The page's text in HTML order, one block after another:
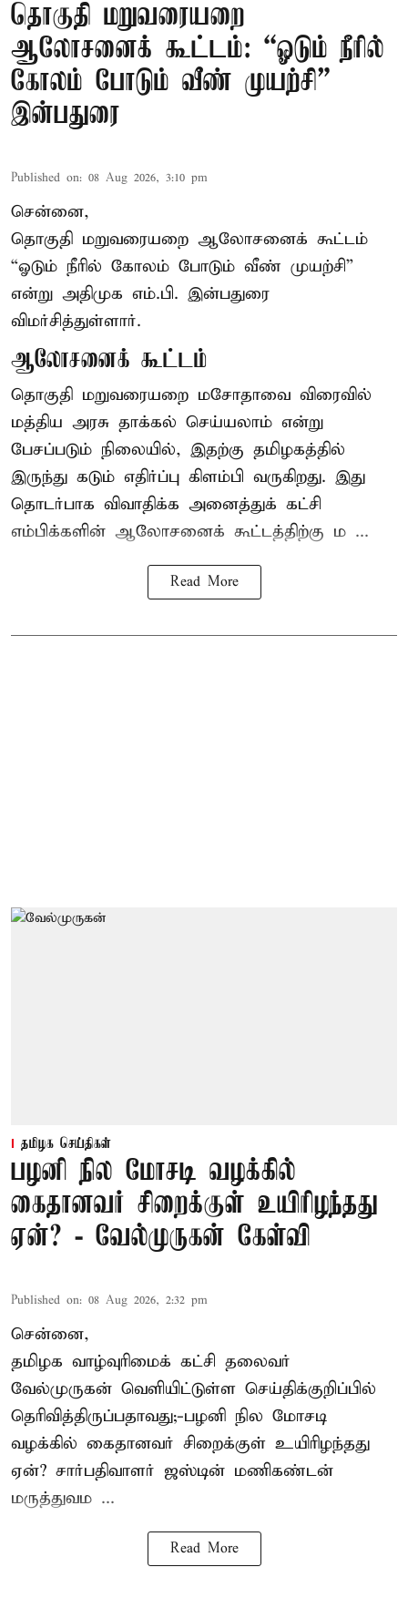
தொகுதி மறுவரையறை
ஆலோசனைக் கூட்டம்: “ஓடும் நீரில்
கோலம் போடும் வீண் முயற்சி” –
இன்பதுரை
Published on: 08 Aug 2026, 3:10 pm
சென்னை,
தொகுதி மறுவரையறை ஆலோசனைக் கூட்டம்
“ஓடும் நீரில் கோலம் போடும் வீண் முயற்சி”
என்று அதிமுக எம்.பி. இன்பதுரை
விமர்சித்துள்ளார்.
ஆலோசனைக் கூட்டம்
தொகுதி மறுவரையறை மசோதாவை விரைவில்
மத்திய அரசு தாக்கல் செய்யலாம் என்று
பேசப்படும் நிலையில், இதற்கு தமிழகத்தில்
இருந்து கடும் எதிர்ப்பு கிளம்பி வருகிறது. இது
தொடர்பாக விவாதிக்க அனைத்துக் கட்சி
எம்பிக்களின் ஆலோசனைக் கூட்டத்திற்கு ம ...
Read More
தமிழக செய்திகள்
பழனி நில மோசடி வழக்கில்
கைதானவர் சிறைக்குள் உயிரிழந்தது
ஏன்? - வேல்முருகன் கேள்வி
Published on: 08 Aug 2026, 2:32 pm
சென்னை,
தமிழக வாழ்வுரிமைக் கட்சி தலைவர்
வேல்முருகன் வெளியிட்டுள்ள செய்திக்குறிப்பில்
தெரிவித்திருப்பதாவது;-பழனி நில மோசடி
வழக்கில் கைதானவர் சிறைக்குள் உயிரிழந்தது
ஏன்? சார்பதிவாளர் ஜஸ்டின் மணிகண்டன்
மருத்துவம ...
Read More